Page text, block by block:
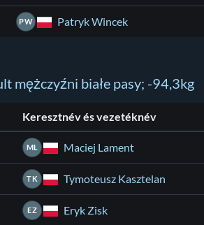
PW Patryk Wincek
mężczyźni białe pasy; -94,3kg
Keresztnév és vezetéknév
ML Maciej Lament
TK Tymoteusz Kasztelan
EZ Eryk Zisk